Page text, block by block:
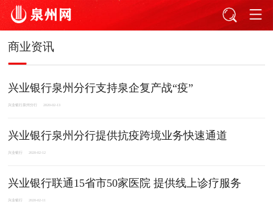
商业资讯
兴业银行泉州分行支持泉企复产战“疫”
兴业银行泉州分行 2020-02-13
兴业银行泉州分行提供抗疫跨境业务快速通道
兴业银行 2020-02-12
兴业银行联通15省市50家医院 提供线上诊疗服务
兴业银行 2020-02-11